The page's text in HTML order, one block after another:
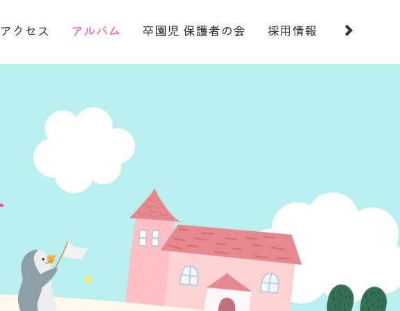
アクセス アルバム 卒園児 保護者の会 採用情報 お問い合